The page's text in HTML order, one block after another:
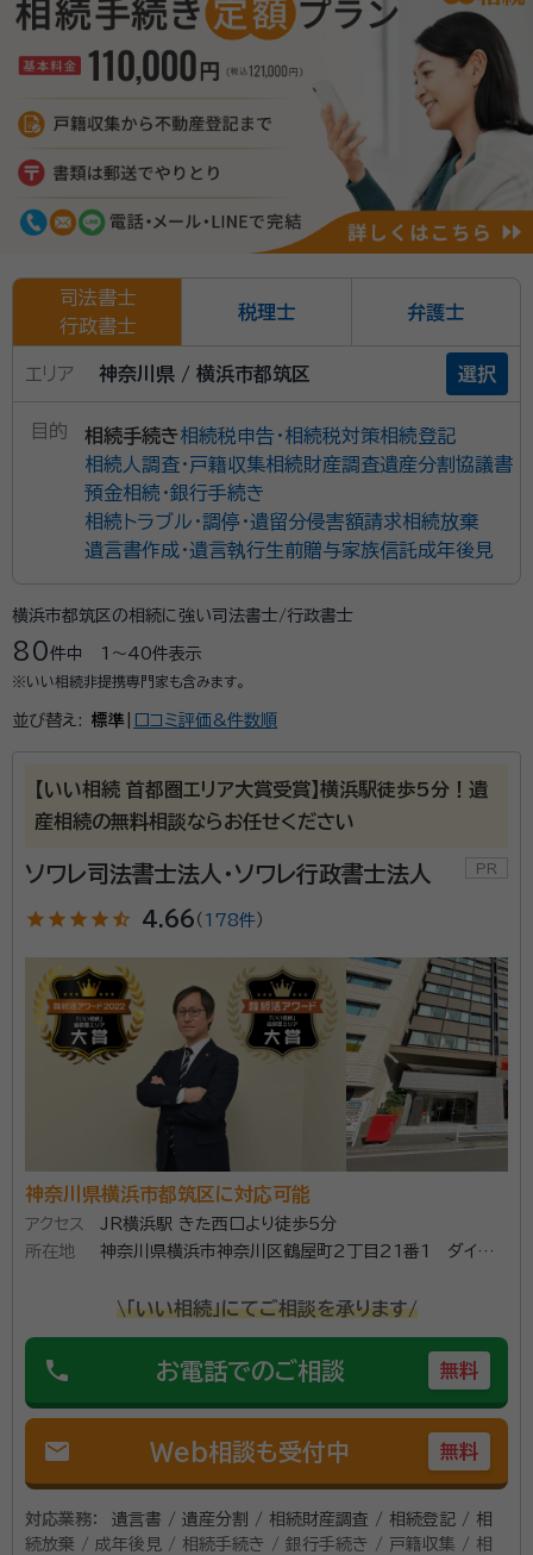
司法書士
行政書士
税理士 弁護士
エリア 神奈川県 / 横浜市都筑区 選択
目的 相続手続き相続税申告・相続税対策相続登記
相続人調査・戸籍収集相続財産調査遺産分割協議書
預金相続・銀行手続き
相続トラブル・調停・遺留分侵害額請求相続放棄
遺言書作成・遺言執行生前贈与家族信託成年後見
横浜市都筑区の相続に強い司法書士/行政書士
80件中 1〜40件表示
※いい相続非提携専門家も含みます。
並び替え: 標準 口コミ評価&件数順
【いい相続 首都圏エリア大賞受賞】横浜駅徒歩5分！遺
産相続の無料相談ならお任せください
ソワレ司法書士法人・ソワレ行政書士法人
star star star star star_half 4.66 （ 178件 ）
神奈川県横浜市都筑区に対応可能
アクセス
JR横浜駅 きた西口より徒歩5分
所在地
神奈川県横浜市神奈川区鶴屋町2丁目21番1 ダイヤビ
\「いい相続」にてご相談を承ります/
phone お電話でのご相談 無料
mail Web相談も受付中 無料
対応業務：
遺言書 / 遺産分割 / 相続財産調査 / 相続登記 / 相
続放棄 / 成年後見 / 相続手続き / 銀行手続き / 戸籍収集 / 相